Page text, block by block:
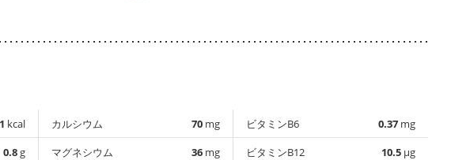
kcal
0.8g
カルシウム 70 mg
マグネシウム
36 mg
ビタミンB6 0.37 mg
ビタミンB12
10.5 µg